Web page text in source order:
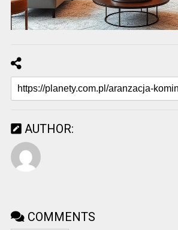
AUTHOR:
COMMENTS